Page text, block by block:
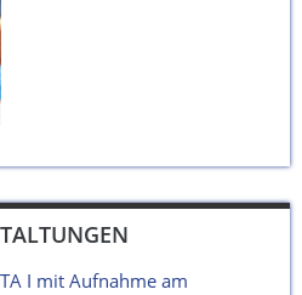
I mit Aufnahme am